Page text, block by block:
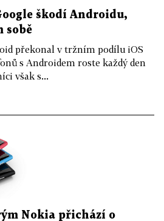
škodí Androidu,
sobě
překonal v tržním podílu iOS
s Androidem roste každý den
však s...
Nokia přichází o